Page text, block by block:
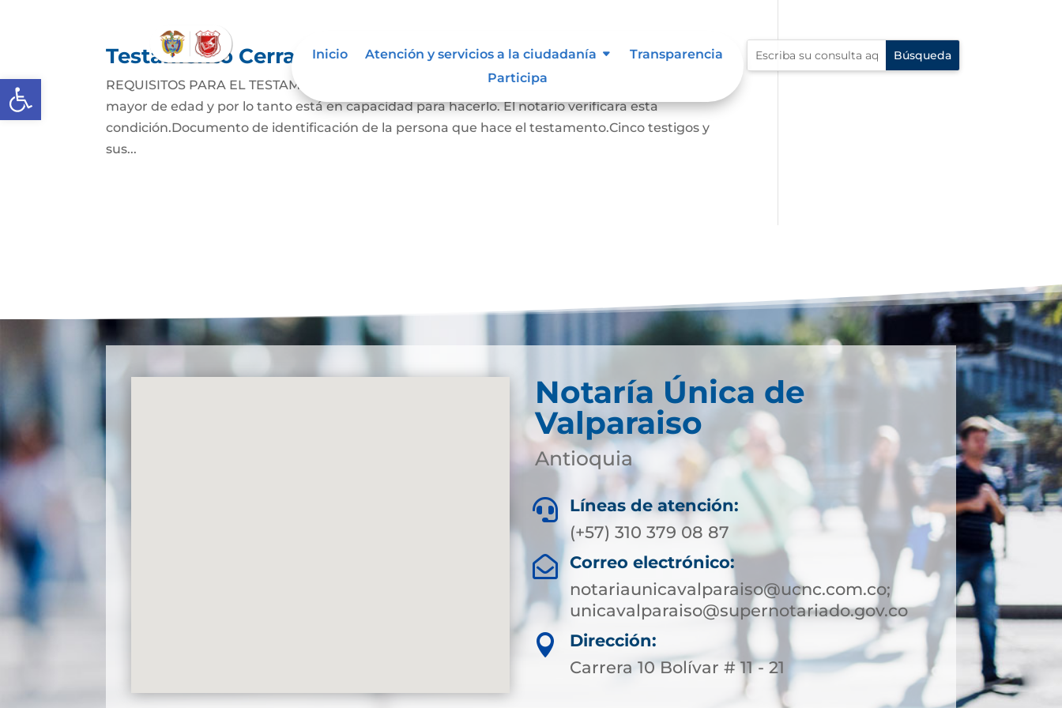
Abrir barra de herramientas
Inicio Atención y servicios a la ciudadanía
Transparencia
Participa
Testamento Cerrado
REQUISITOS PARA EL TESTAMENTO CERRADO: La persona que hace este testamento debe ser
mayor de edad y por lo tanto está en capacidad para hacerlo. El notario verificara esta
condición.Documento de identificación de la persona que hace el testamento.Cinco testigos y
sus...
Notaría Única de
Valparaiso
Antioquia

Líneas de atención:
(+57) 310 379 08 87

Correo electrónico:
notariaunicavalparaiso@ucnc.com.co;
unicavalparaiso@supernotariado.gov.co

Dirección:
Carrera 10 Bolívar # 11 - 21